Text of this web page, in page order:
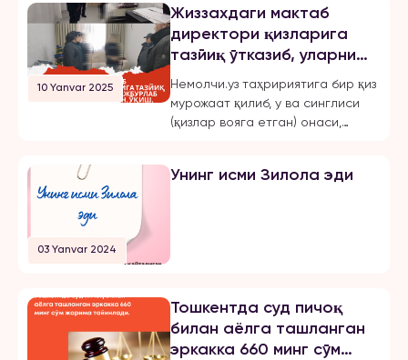
10 Yanvar 2025
Жиззахдаги мактаб
директори қизларига
тазйиқ ўтказиб, уларни
мажбурлаб турмушга
чиқарган, ўқиш,
ишлашдан маҳрум қилган
Немолчи.уз таҳририятига бир қиз
мурожаат қилиб, у ва синглиси
(қизлар вояга етган) онаси,
Хасанова томонидан бир неча
ишлайман. 2024 йил 31 октябрь
куни мени умуман норози бўлган
йигитга […]
03 Yanvar 2024
Унинг исми Зилола эди
Тошкентда суд пичоқ
билан аёлга ташланган
эркакка 660 минг сўм